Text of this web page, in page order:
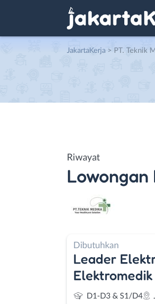
JakartaKerja > PT. Teknik
Riwayat
Lowongan
Dibutuhkan
Leader
Elektromedik
D1-D3 & S1/D4